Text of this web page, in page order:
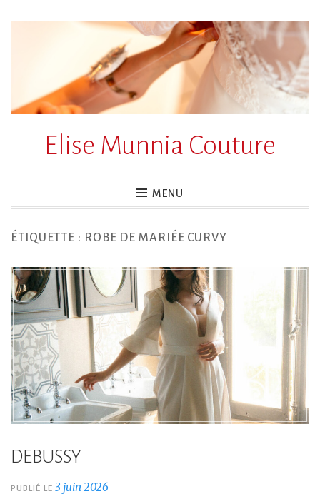
Elise Munnia Couture
MENU
ÉTIQUETTE : ROBE DE MARIÉE CURVY
DEBUSSY
PUBLIÉ LE 3 juin 2026